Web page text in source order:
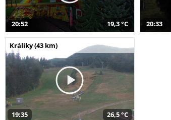
20:52 19,3 °C 20:33
Králiky (43 km)
19:35 26,5 °C